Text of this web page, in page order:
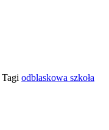
Tagi odblaskowa szkoła